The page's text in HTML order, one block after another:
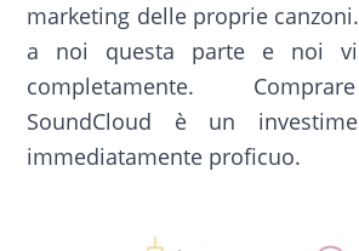
marketing delle proprie
a noi questa parte e noi vi
completamente.
SoundCloud è un
immediatamente proficuo.